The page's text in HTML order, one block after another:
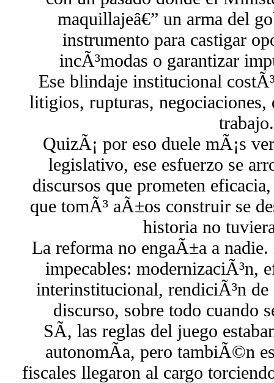
maquillajeâ€” un arma del
instrumento para castigar
incÃ³modas o garantizar
Ese blindaje institucional
litigios, rupturas, negociaciones,
trabajo.
QuizÃ¡ por eso duele mÃ¡s
legislativo, ese esfuerzo se
discursos que prometen
que tomÃ³ aÃ±os construir se
historia no
La reforma no engaÃ±a a
impecables: modernizaciÃ³n,
interinstitucional, rendiciÃ³n de
discurso, sobre todo cuando
SÃ­, las reglas del juego
autonomÃ­a, pero tambiÃ©n
fiscales llegaron al cargo